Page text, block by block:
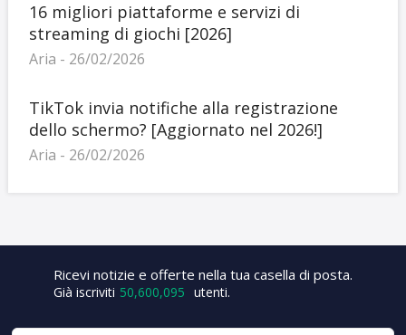
16 migliori piattaforme e servizi di
streaming di giochi [2026]
Aria - 26/02/2026
TikTok invia notifiche alla registrazione
dello schermo? [Aggiornato nel 2026!]
Aria - 26/02/2026
Ricevi notizie e offerte nella tua casella di posta.
Già iscriviti 50,600,095 utenti.
+8